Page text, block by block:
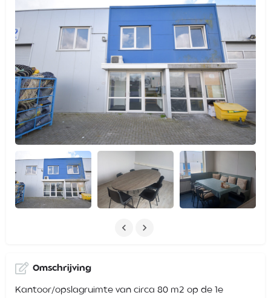
Omschrijving
Kantoor/opslagruimte van circa 80 m2 op de 1e